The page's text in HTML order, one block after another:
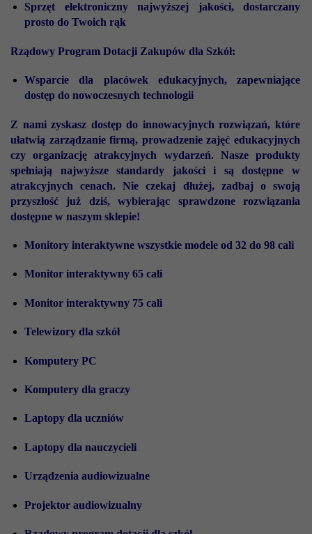
Sprzęt elektroniczny najwyższej jakości, dostarczany
prosto do Twoich rąk
Rządowy Program Dotacji Zakupów dla Szkół:
Wsparcie dla placówek edukacyjnych, zapewniające
dostęp do nowoczesnych technologii
Z nami zyskasz dostęp do innowacyjnych rozwiązań, które
ułatwią zarządzanie firmą, prowadzenie zajęć edukacyjnych
czy organizację atrakcyjnych wydarzeń. Nasze produkty
spełniają najwyższe standardy jakości i są dostępne w
atrakcyjnych cenach. Nie czekaj dłużej, zadbaj o swoją
przyszłość już dziś, wybierając sprawdzone rozwiązania
dostępne w naszym sklepie!
Monitory interaktywne wszystkie modele od 32 do 98 cali
Monitor interaktywny 65 cali
Monitor interaktywny 75 cali
Telewizory dla szkół
Komputery PC
Komputery dla graczy
Laptopy dla uczniów
Laptopy dla nauczycieli
Urządzenia audiowizualne
Projektor audiowizualny